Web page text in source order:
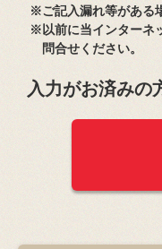
※ご記入漏れ等がある
※以前に当インターネ
問合せください。
入力がお済みの